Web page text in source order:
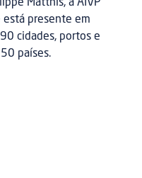
Matthis, a AIVP
está presente em
cidades, portos e
países.